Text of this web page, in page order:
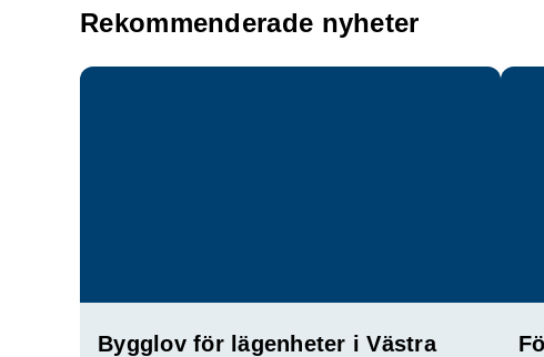
Rekommenderade nyheter
Bygglov för lägenheter i Västra